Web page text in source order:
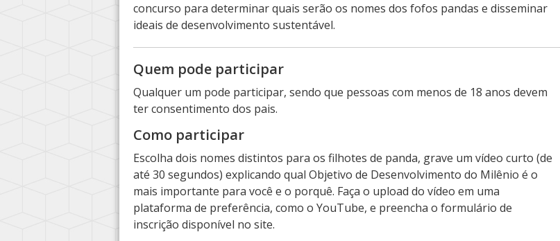
concurso para determinar quais serão os nomes dos fofos pandas e disseminar
ideais de desenvolvimento sustentável.
Quem pode participar
Qualquer um pode participar, sendo que pessoas com menos de 18 anos devem
ter consentimento dos pais.
Como participar
Escolha dois nomes distintos para os filhotes de panda, grave um vídeo curto (de
até 30 segundos) explicando qual Objetivo de Desenvolvimento do Milênio é o
mais importante para você e o porquê. Faça o upload do vídeo em uma
plataforma de preferência, como o YouTube, e preencha o formulário de
inscrição disponível no site.